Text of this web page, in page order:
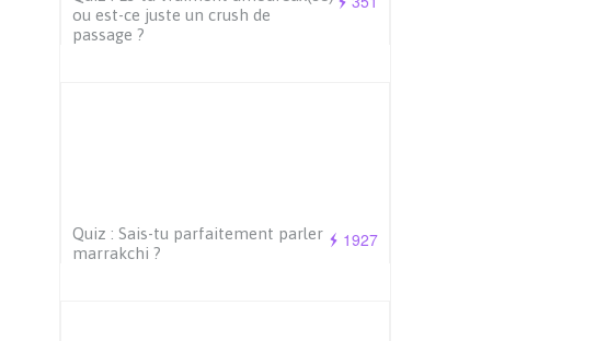
ou est-ce juste un crush de
passage ?
1927
Quiz : Sais-tu parfaitement parler
marrakchi ?